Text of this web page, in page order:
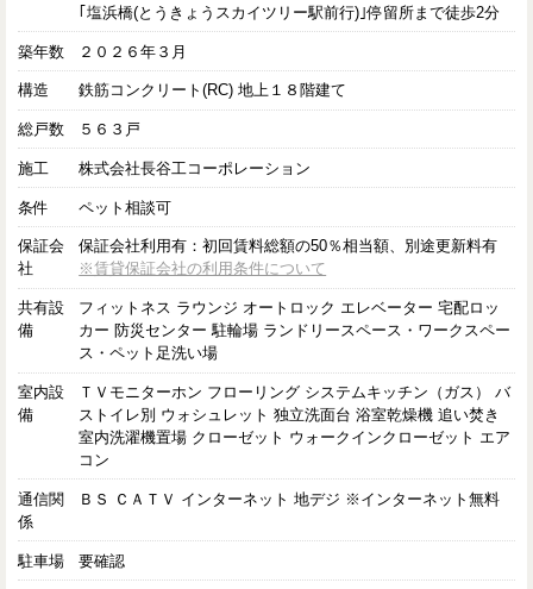
｢塩浜橋(とうきょうスカイツリー駅前行)｣停留所まで徒歩2分
築年数 ２０２６年３月
構造 鉄筋コンクリート(RC) 地上１８階建て
総戸数 ５６３戸
施工 株式会社長谷工コーポレーション
条件 ペット相談可
保証会
社
保証会社利用有：初回賃料総額の50％相当額、別途更新料有
※賃貸保証会社の利用条件について
共有設
備
フィットネス ラウンジ オートロック エレベーター 宅配ロッ
カー 防災センター 駐輪場 ランドリースペース・ワークスペー
ス・ペット足洗い場
室内設
備
ＴＶモニターホン フローリング システムキッチン（ガス） バ
ストイレ別 ウォシュレット 独立洗面台 浴室乾燥機 追い焚き
室内洗濯機置場 クローゼット ウォークインクローゼット エア
コン
通信関
係
ＢＳ ＣＡＴＶ インターネット 地デジ ※インターネット無料
駐車場 要確認